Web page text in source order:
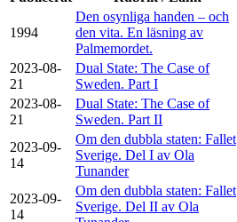
1994
Den osynliga handen – och
den vita. En läsning av
Palmemordet.
2023-08-
21
Dual State: The Case of
Sweden. Part I
2023-08-
21
Dual State: The Case of
Sweden. Part II
2023-09-
14
Om den dubbla staten: Fallet
Sverige. Del I av Ola
Tunander
2023-09-
14
Om den dubbla staten: Fallet
Sverige. Del II av Ola